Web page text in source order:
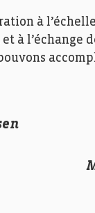
à
à l’échange